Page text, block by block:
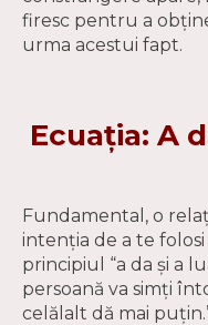
firesc pentru a
urma acestui fapt.
Ecuația: A
Fundamental, o
intenția de a te
principiul “a da și a
persoană va simți
celălalt dă mai